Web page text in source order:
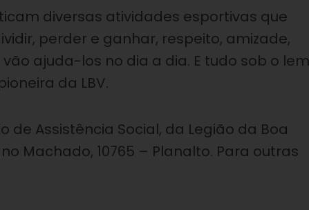
diversas atividades esportivas que
perder e ganhar, respeito, amizade,
ajuda-los no dia a dia. E tudo sob o
da LBV.
de Assistência Social, da Legião da Boa
Machado, 10765 – Planalto. Para outras